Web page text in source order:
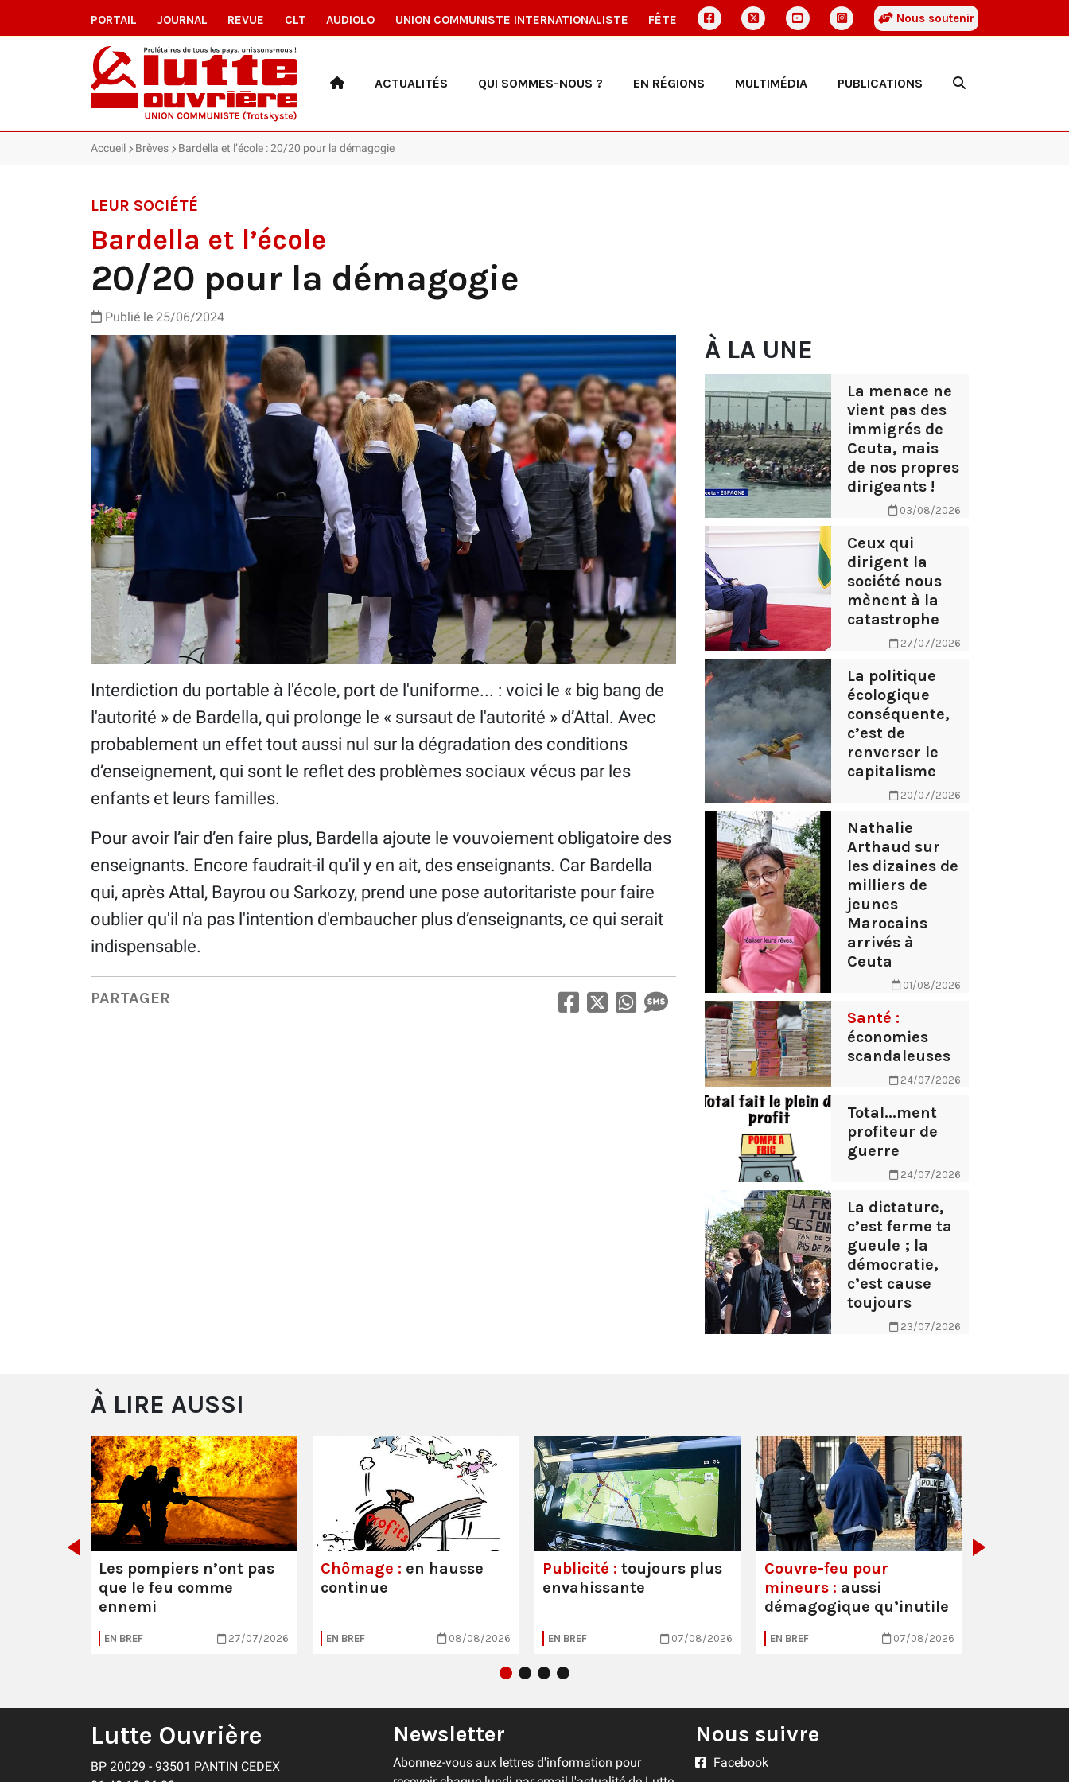
PORTAIL JOURNAL REVUE CLT AUDIOLO UNION COMMUNISTE INTERNATIONALISTE FÊTE Nous soutenir
ACTUALITÉS QUI SOMMES-NOUS ? EN RÉGIONS MULTIMÉDIA PUBLICATIONS
Accueil Brèves Bardella et l’école : 20/20 pour la démagogie
LEUR SOCIÉTÉ
Bardella et l’école
20/20 pour la démagogie
Publié le 25/06/2024
Interdiction du portable à l'école, port de l'uniforme... : voici le « big bang de
l'autorité » de Bardella, qui prolonge le « sursaut de l'autorité » d’Attal. Avec
probablement un effet tout aussi nul sur la dégradation des conditions
d’enseignement, qui sont le reflet des problèmes sociaux vécus par les
enfants et leurs familles.
Pour avoir l’air d’en faire plus, Bardella ajoute le vouvoiement obligatoire des
enseignants. Encore faudrait-il qu'il y en ait, des enseignants. Car Bardella
qui, après Attal, Bayrou ou Sarkozy, prend une pose autoritariste pour faire
oublier qu'il n'a pas l'intention d'embaucher plus d’enseignants, ce qui serait
indispensable.
PARTAGER
À LA UNE
La menace ne
vient pas des
immigrés de
Ceuta, mais
de nos propres
dirigeants !
03/08/2026
Ceux qui
dirigent la
société nous
mènent à la
catastrophe
27/07/2026
La politique
écologique
conséquente,
c’est de
renverser le
capitalisme
20/07/2026
Nathalie
Arthaud sur
les dizaines de
milliers de
jeunes
Marocains
arrivés à
Ceuta
01/08/2026
Santé :
économies
scandaleuses
24/07/2026
Total...ment
profiteur de
guerre
24/07/2026
La dictature,
c’est ferme ta
gueule ; la
démocratie,
c’est cause
toujours
23/07/2026
À LIRE AUSSI
Les pompiers n’ont pas
que le feu comme
ennemi
EN BREF 27/07/2026
Chômage : en hausse
continue
EN BREF 08/08/2026
Publicité : toujours plus
envahissante
EN BREF 07/08/2026
Couvre-feu pour
mineurs : aussi
démagogique qu’inutile
EN BREF 07/08/2026
Lutte Ouvrière
BP 20029 - 93501 PANTIN CEDEX
Newsletter
Abonnez-vous aux lettres d'information pour
Nous suivre
Facebook